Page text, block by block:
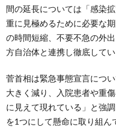
間の延長については「感染
重に見極めるために必要な
の時間短縮、不要不急の外
方自治体と連携し徹底してい
菅首相は緊急事態宣言につ
大きく減り、入院患者や重
に見えて現れている」と強
を1つにして懸命に取り組ん